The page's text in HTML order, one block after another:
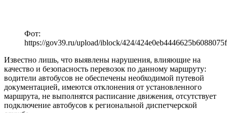
Фот:
https://gov39.ru/upload/iblock/424/
Известно лишь, что выявлены нарушения, влияющие на
качество и безопасность перевозок по данному маршруту:
водители автобусов не обеспечены необходимой путевой
документацией, имеются отклонения от установленного
маршрута, не выполнятся расписание движения, отсутствует
подключение автобусов к региональной диспетчерской